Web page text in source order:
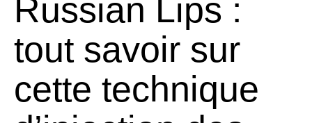
Russian Lips :
tout savoir sur
cette technique